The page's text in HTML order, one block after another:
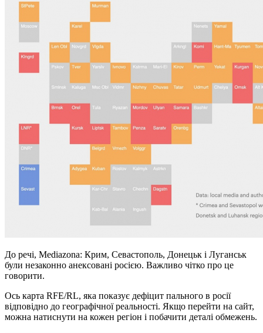
До речі, Mediazona: Крим, Севастополь, Донецьк і Луганськ
були незаконно анексовані росією. Важливо чітко про це
говорити.
Ось карта RFE/RL, яка показує дефіцит пального в росії
відповідно до географічної реальності. Якщо перейти на сайт,
можна натиснути на кожен регіон і побачити деталі обмежень.